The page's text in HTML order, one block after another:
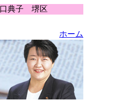
口典子 堺区
ホーム